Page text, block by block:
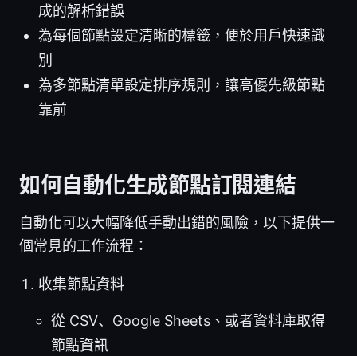
成的解析錯誤
為每個節點設定清晰的標籤，便於用戶快速識
別
為多節點清單設定排序規則，讓高優先級節點
靠前
如何自動化生成節點訂閱連結
自動化可以大幅降低手動出錯的風險，以下提供一
個常見的工作流程：
收集節點資料
從 CSV、Google Sheets、或者資料庫取得
節點資訊